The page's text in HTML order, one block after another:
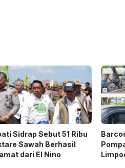
Sidrap Sebut 51 Ribu
Sawah Berhasil
dari El Nino